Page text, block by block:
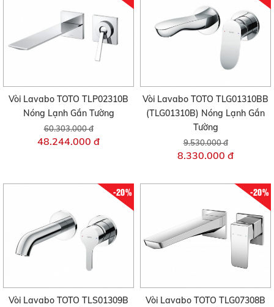
Vòi Lavabo TOTO TLP02310B
Nóng Lạnh Gắn Tường
60.303.000 đ
48.244.000 đ
Vòi Lavabo TOTO TLG01310BB
(TLG01310B) Nóng Lạnh Gắn
Tường
9.530.000 đ
8.330.000 đ
-20%
Vòi Lavabo TOTO TLS01309B
-20%
Vòi Lavabo TOTO TLG07308B